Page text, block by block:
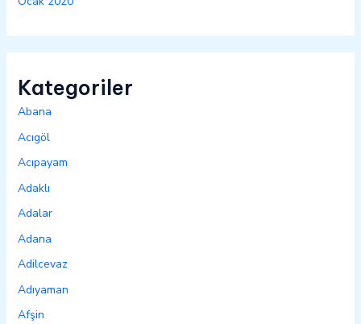
Kategoriler
Abana
Acıgöl
Acıpayam
Adaklı
Adalar
Adana
Adilcevaz
Adıyaman
Afşin